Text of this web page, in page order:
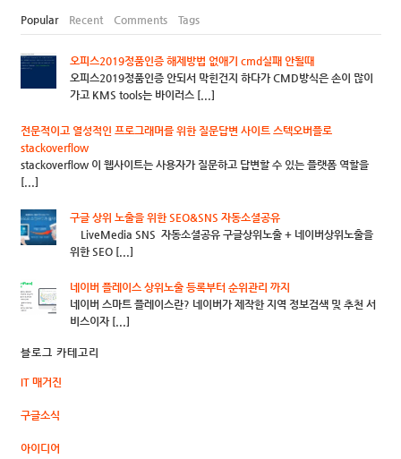
Popular Recent Comments Tags
오피스2019정품인증 해제방법 없애기 cmd실패 안될때
오피스2019정품인증 안되서 막힌건지 하다가 CMD방식은 손이 많이
가고 KMS tools는 바이러스 [...]
전문적이고 열성적인 프로그래머를 위한 질문답변 사이트 스텍오버플로
stackoverflow
stackoverflow 이 웹사이트는 사용자가 질문하고 답변할 수 있는 플랫폼 역할을
[...]
구글 상위 노출을 위한 SEO&SNS 자동소셜공유
LiveMedia SNS 자동소셜공유 구글상위노출 + 네이버상위노출을
위한 SEO [...]
네이버 플레이스 상위노출 등록부터 순위관리 까지
네이버 스마트 플레이스란? 네이버가 제작한 지역 정보검색 및 추천 서
비스이자 [...]
블로그 카테고리
IT 매거진
구글소식
아이디어